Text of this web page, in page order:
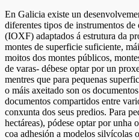
En Galicia existe un
diferentes tipos de instrumentos
(IOXF) adaptados á estrutura da
montes de superficie suficiente,
moitos dos montes públicos,
de varas- débese optar por un
mentres que para pequenas
o máis axeitado son os
documentos compartidos entre
conxunta dos seus predios. Para
hectáreas), pódese optar por unha
coa adhesión a modelos silvícolas